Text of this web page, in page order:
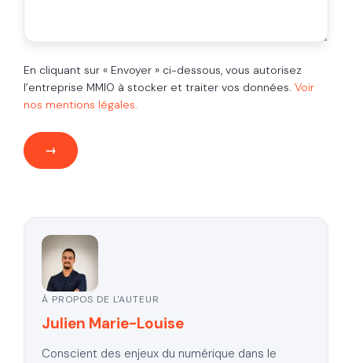
En cliquant sur « Envoyer » ci-dessous, vous autorisez
l’entreprise MMIO à stocker et traiter vos données. Voir
nos mentions légales.
À PROPOS DE L'AUTEUR
Julien Marie-Louise
Conscient des enjeux du numérique dans le